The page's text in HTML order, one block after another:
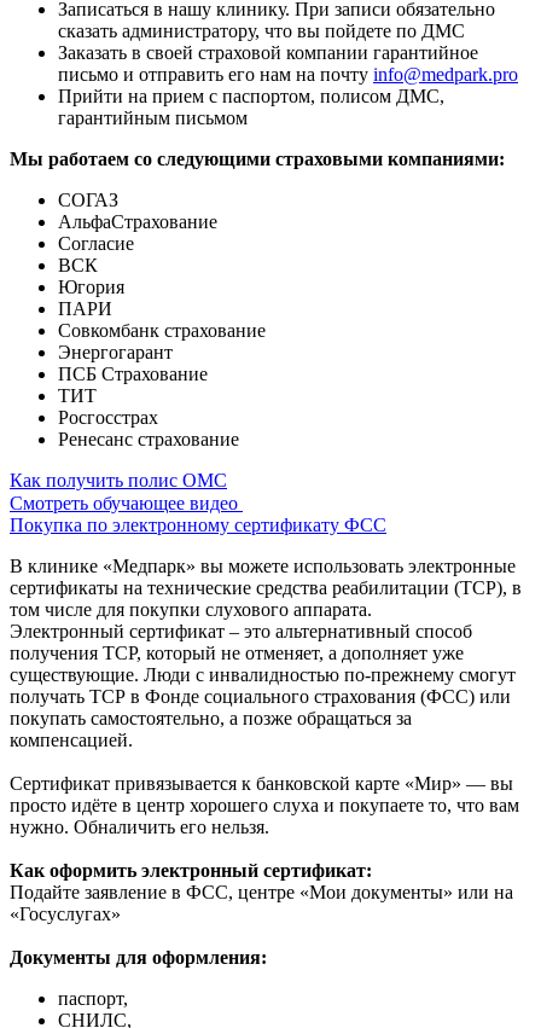
Записаться в нашу клинику. При записи обязательно
сказать администратору, что вы пойдете по ДМС
Заказать в своей страховой компании гарантийное
письмо и отправить его нам на почту info@medpark.pro
Прийти на прием с паспортом, полисом ДМС,
гарантийным письмом
Мы работаем со следующими страховыми компаниями:
СОГАЗ
АльфаСтрахование
Согласие
ВСК
Югория
ПАРИ
Совкомбанк страхование
Энергогарант
ПСБ Страхование
ТИТ
Росгосстрах
Ренесанс страхование
Как получить полис ОМС
Смотреть обучающее видео
Покупка по электронному сертификату ФСС
В клинике «Медпарк» вы можете использовать электронные
сертификаты на технические средства реабилитации (ТСР), в
том числе для покупки слухового аппарата.
Электронный сертификат – это альтернативный способ
получения ТСР, который не отменяет, а дополняет уже
существующие. Люди с инвалидностью по-прежнему смогут
получать ТСР в Фонде социального страхования (ФСС) или
покупать самостоятельно, а позже обращаться за
компенсацией.
Сертификат привязывается к банковской карте «Мир» — вы
просто идёте в центр хорошего слуха и покупаете то, что вам
нужно. Обналичить его нельзя.
Как оформить электронный сертификат:
Подайте заявление в ФСС, центре «Мои документы» или на
«Госуслугах»
Документы для оформления:
паспорт,
СНИЛС,